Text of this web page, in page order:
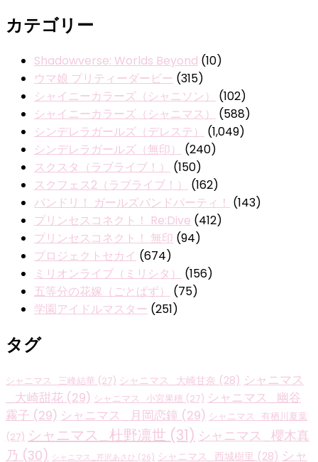
カテゴリー
Shadowverse: Worlds Beyond (10)
ウマ娘 プリティーダービー (315)
シャイニーカラーズ（シャニソン）
(102)
シャイニーカラーズ（シャニマス）
(588)
シンデレラガールズ（デレステ）
(1,049)
シンデレラガールズ（無印）
(240)
スクスタ（ラブライブ！）
(150)
スクフェス2（ラブライブ！）
(162)
バンドリ！ ガールズバンドパーティ！ (143)
プリンセスコネクト！ Re:Dive (412)
プリンセスコネクト！ 無印 (94)
プロジェクトセカイ (674)
ミリオンライブ（ミリシタ）
(156)
五等分の花嫁（ごとぱず）
(75)
学園アイドルマスター (251)
タグ
シャニマス_三峰結華 (27) シャニマス_大崎甘奈 (28) シャニマス
_大崎甜花 (29) シャニマス_小宮果穂 (27) シャニマス_幽谷
霧子 (29) シャニマス_月岡恋鐘 (29) シャニマス_有栖川夏葉
(27) シャニマス_杜野凛世 (31) シャニマス_櫻木真
乃 (30) シャニマス_芹沢あさひ (26) シャニマス_西城樹里 (28) シャ